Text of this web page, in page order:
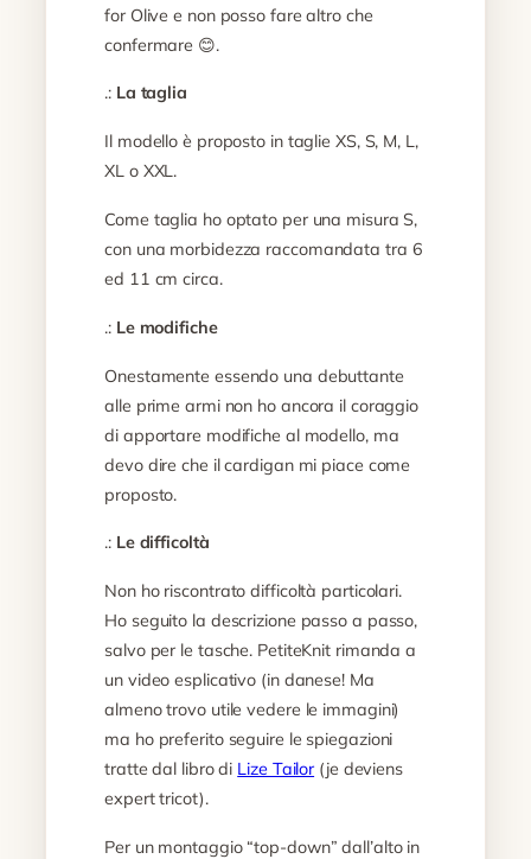
for Olive e non posso fare altro che
confermare 😊.
.: La taglia
Il modello è proposto in taglie XS, S, M, L,
XL o XXL.
Come taglia ho optato per una misura S,
con una morbidezza raccomandata tra 6
ed 11 cm circa.
.: Le modifiche
Onestamente essendo una debuttante
alle prime armi non ho ancora il coraggio
di apportare modifiche al modello, ma
devo dire che il cardigan mi piace come
proposto.
.: Le difficoltà
Non ho riscontrato difficoltà particolari.
Ho seguito la descrizione passo a passo,
salvo per le tasche. PetiteKnit rimanda a
un video esplicativo (in danese! Ma
almeno trovo utile vedere le immagini)
ma ho preferito seguire le spiegazioni
tratte dal libro di Lize Tailor(je deviens
expert tricot).
Per un montaggio “top-down” dall’alto in